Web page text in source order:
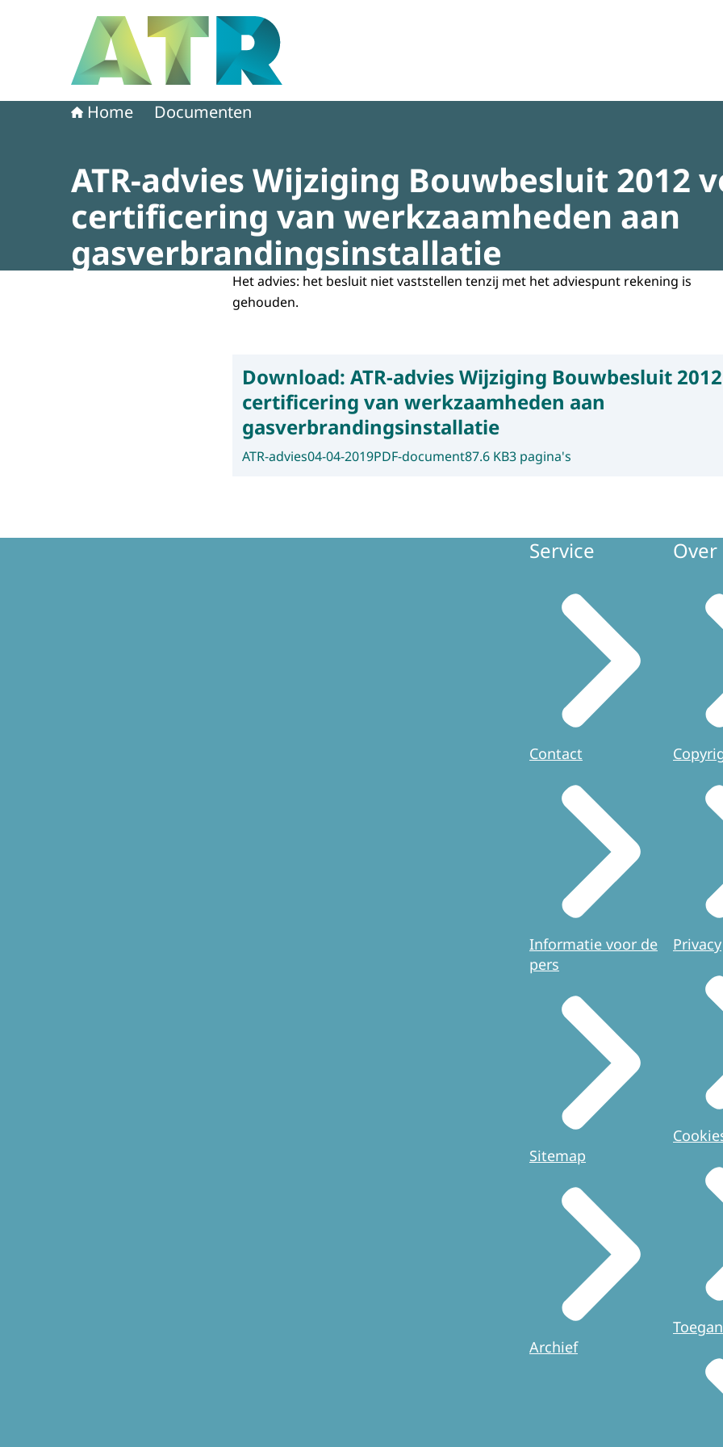
Home Documenten
ATR-advies Wijziging Bouwbesluit 2012
certificering van werkzaamheden aan
gasverbrandingsinstallatie
Het advies: het besluit niet vaststellen tenzij met het adviespunt rekening is
gehouden.
Download: ATR-advies Wijziging Bouwbesluit
certificering van werkzaamheden aan
gasverbrandingsinstallatie
ATR-advies04-04-2019PDF-document87.6 KB3 pagina's
Service
Contact
Informatie voor de
pers
Sitemap
Archief
Privacy